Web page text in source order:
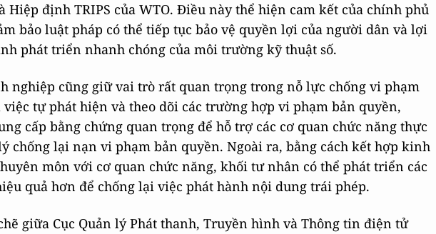
và Hiệp định TRIPS của WTO. Điều này thể hiện cam kết của chính phủ
bảo luật pháp có thể tiếp tục bảo vệ quyền lợi của người dân và lợi
phát triển nhanh chóng của môi trường kỹ thuật số.
nghiệp cũng giữ vai trò rất quan trọng trong nỗ lực chống vi phạm
tự phát hiện và theo dõi các trường hợp vi phạm bản quyền,
cấp bằng chứng quan trọng để hỗ trợ các cơ quan chức năng thực
chống lại nạn vi phạm bản quyền. Ngoài ra, bằng cách kết hợp kinh
môn với cơ quan chức năng, khối tư nhân có thể phát triển các
quả hơn để chống lại việc phát hành nội dung trái phép.
giữa Cục Quản lý Phát thanh, Truyền hình và Thông tin điện tử